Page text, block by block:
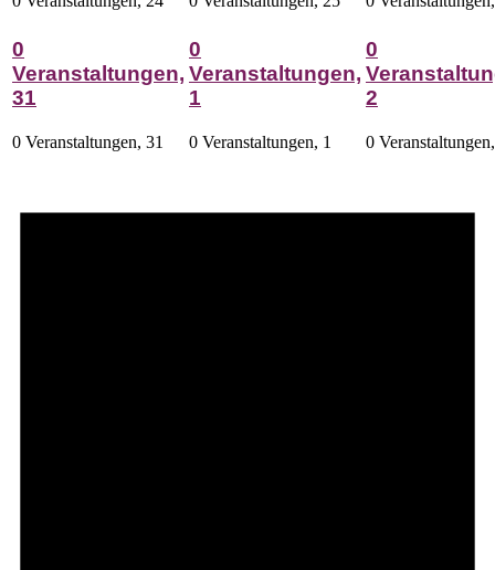
0
Veranstaltungen,
31
0 Veranstaltungen, 31
0
Veranstaltungen,
1
0 Veranstaltungen, 1
0
2
0